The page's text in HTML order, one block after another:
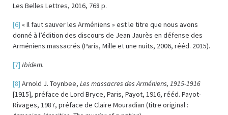
Les Belles Lettres, 2016, 768 p.
[6] « Il faut sauver les Arméniens » est le titre que nous avons
donné à l’édition des discours de Jean Jaurès en défense des
Arméniens massacrés (Paris, Mille et une nuits, 2006, rééd. 2015).
[7] Ibidem.
[8] Arnold J. Toynbee, Les massacres des Arméniens, 1915-1916
[1915], préface de Lord Bryce, Paris, Payot, 1916, rééd. Payot-
Rivages, 1987, préface de Claire Mouradian (titre original :